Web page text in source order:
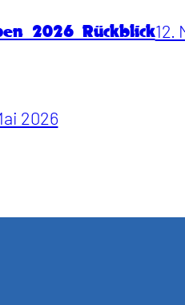
2026 Rückblick12.
2026